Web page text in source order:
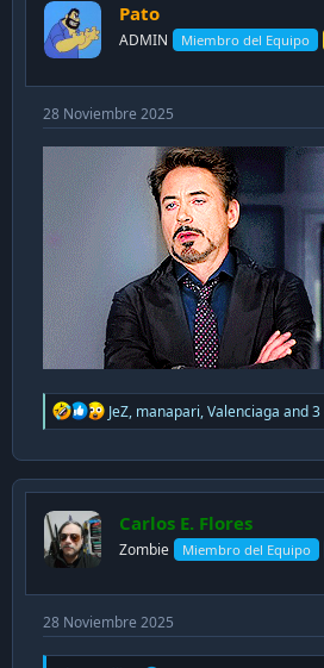
n
s
Pato
ADMIN Miembro del Equipo
28 Noviembre 2025
R
e
c
t
JeZ, manapari,Valenciaga and
Carlos E. Flores
Zombie Miembro del Equipo
28 Noviembre 2025